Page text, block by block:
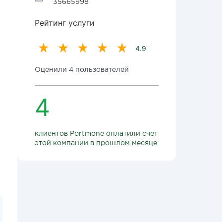
35665998
Рейтинг услуги
4.9
Оценили 4 пользователей
4
клиентов Portmone оплатили счет
этой компании в прошлом месяце